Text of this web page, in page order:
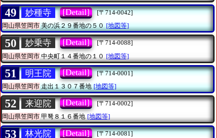
49 妙種寺 [Detail]
[〒714-0042]
岡山県笠岡市美の浜２９番地の５０ [地図等]
50 妙乗寺 [Detail]
[〒714-0088]
岡山県笠岡市 中央町１４番地の１０ [地図等]
51 明王院 [Detail]
[〒714-0001]
岡山県笠岡市走出１３０７番地 [地図等]
52 来迎院 [Detail]
[〒714-0002]
岡山県笠岡市甲弩８１６番地 [地図等]
53 林光院 [Detail]
[〒714-0081]